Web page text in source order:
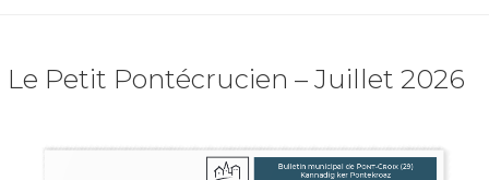
Le Petit Pontécrucien – Juillet 2026